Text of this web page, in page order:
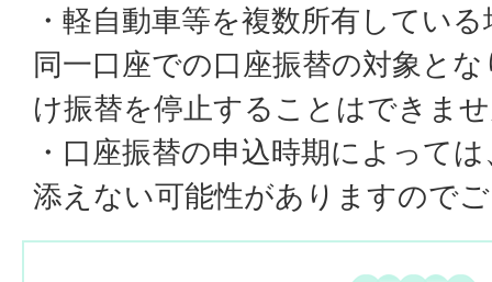
・軽自動車等を複数所有してい
同一口座での口座振替の対象と
け振替を停止することはできま
・口座振替の申込時期によって
添えない可能性がありますので